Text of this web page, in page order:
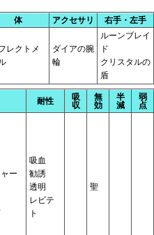
体 アクセサリ 右手・左手
レクトメ
ダイアの腕
輪
ルーンブレイ
ド
クリスタルの
盾
耐性
吸
収
無
効
半
減
弱
点
ー
吸血
勧誘
透明
レビテ
ト
聖